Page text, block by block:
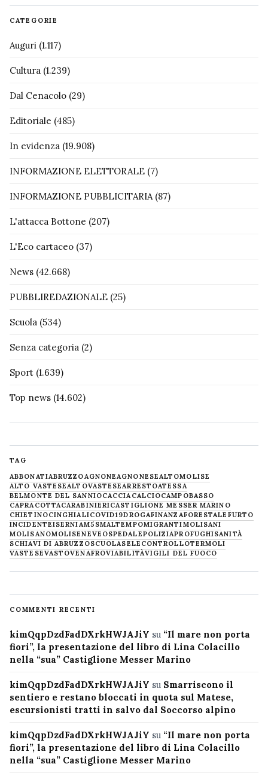
CATEGORIE
Auguri (1.117)
Cultura (1.239)
Dal Cenacolo (29)
Editoriale (485)
In evidenza (19.908)
INFORMAZIONE ELETTORALE (7)
INFORMAZIONE PUBBLICITARIA(87)
L'attacca Bottone (207)
L'Eco cartaceo (37)
News (42.668)
PUBBLIREDAZIONALE (25)
Scuola (534)
Senza categoria (2)
Sport (1.639)
Top news (14.602)
TAG
ABBONATIABRUZZOAGNONEAGNONESEALTOMOLISE
ALTO VASTESEALTOVASTESEARRESTOATESSA
BELMONTE DEL SANNIOCACCIACALCIOCAMPOBASSO
CAPRACOTTACARABINIERICASTIGLIONE MESSER MARINO
CHIETINOCINGHIALICOVID19DROGAFINANZAFORESTALE FURTO
INCIDENTEISERNIAM5SMALTEMPOMIGRANTIMOLISANI
MOLISANOMOLISENEVE OSPEDALEPOLIZIAPROFUGHISANITÀ
SCHIAVI DI ABRUZZOSCUOLASELECONTROLLOTERMOLI
VASTESEVASTOVENAFROVIABILITÀVIGILI DEL FUOCO
COMMENTI RECENTI
kimQqpDzdFadDXrkHWJAJiY su “Il mare non porta
fiori”, la presentazione del libro di Lina Colacillo
nella “sua” Castiglione Messer Marino
kimQqpDzdFadDXrkHWJAJiY su Smarriscono il
sentiero e restano bloccati in quota sul Matese,
escursionisti tratti in salvo dal Soccorso alpino
kimQqpDzdFadDXrkHWJAJiY su “Il mare non porta
fiori”, la presentazione del libro di Lina Colacillo
nella “sua” Castiglione Messer Marino